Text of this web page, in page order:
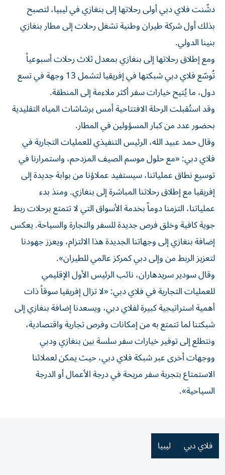
دشّنت فلاي دبي أولى رحلاتها إلى بنغازي في ليبيا، لتصبح
بذلك أول شركة طيران وطنية تشغل رحلات إلى مطار بنغازي
بنينا الدولي.
ومع إطلاق رحلاتها إلى بنغازي بمعدل ثلاث رحلات أسبوعياً
تُوسّع فلاي دبي شبكتها في إفريقيا لتشمل 13 وجهة في تسع
دول، ما يُتيح خيارات سفر أكثر ملاءمة إلى المنطقة.
وقد استُقبلت الرحلة الافتتاحية أمس برشاشات المياه التقليدية
بحضور عدد من كبار المسؤولين في المطار.
وقال حمد عبيد الله، الرئيس التنفيذي للعمليات التجارية في
فلاي دبي: «مع حلول موسم الصيف المزدحم، واستمرارنا في
توسيع نطاق عملياتنا، سيستفيد عملاؤنا من بوابة جديدة إلى
إفريقيا مع إطلاق رحلاتنا المباشرة إلى بنغازي. ومنذ بدء
عملياتنا، التزمنا دوماً بخدمة الأسواق التي لا تتمتع برحلات ربط
جوية كافية وخلق فرص جديدة للسفر والتجارة والسياحة. يعكس
إضافة بنغازي إلى وجهاتنا الجديدة هذا الالتزام، ويعزز جهودنا
لتعزيز الربط من وإلى دبي كمركز عالمي للطيران».
وقال سودير سريدهاران، نائب الرئيس الأول الإقليمي
للعمليات التجارية في فلاي دبي: «لا تزال إفريقيا سوقاً ذات
أهمية استراتيجية كبيرة لفلاي دبي، ويسعدنا إضافة بنغازي إلى
شبكتنا لما تتمتع به من إمكانات وفرص تجارية واقتصادية،
ونتطلع إلى توفير خيارات سفر سلسة بين بنغازي ودبي
ووجهات أخرى عبر شبكة فلاي دبي، حيث يمكن لعملائنا
الاستمتاع بتجربة سفر مريحة في درجة الأعمال أو الدرجة
السياحية».
فلاي دبي ليبيا